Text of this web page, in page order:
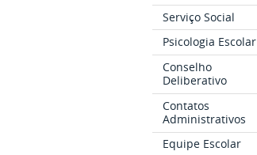
Serviço Social
Psicologia Escolar
Conselho
Deliberativo
Contatos
Administrativos
Equipe Escolar